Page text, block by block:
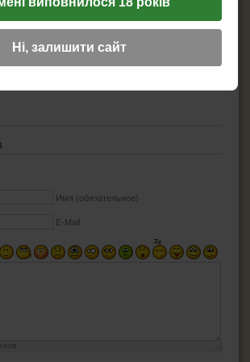
Имя (обязательное)
E-Mail
Ні, залишити сайт